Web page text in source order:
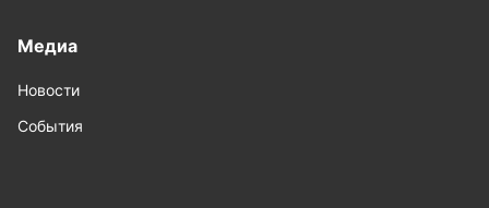
Медиа
Новости
События